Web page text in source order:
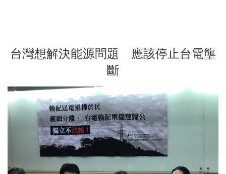
台灣想解決能源問題 應該停止台電壟
斷